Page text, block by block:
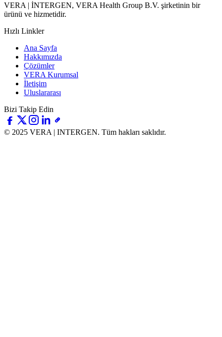
VERA | İNTERGEN, VERA Health Group B.V. şirketinin bir
ürünü ve hizmetidir.
Hızlı Linkler
Ana Sayfa
Hakkımızda
Çözümler
VERA Kurumsal
İletişim
Uluslararası
Bizi Takip Edin
© 2025 VERA | INTERGEN. Tüm hakları saklıdır.